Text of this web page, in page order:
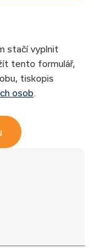
stačí vyplnit
tento formulář,
tiskopis
osob.